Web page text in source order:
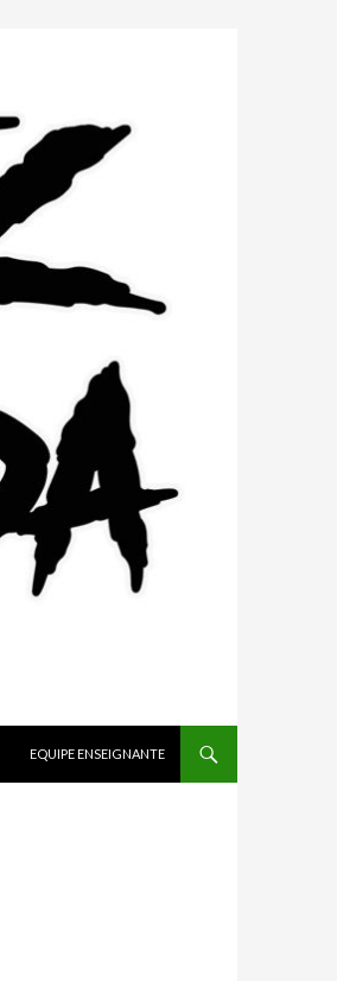
EQUIPE ENSEIGNANTE